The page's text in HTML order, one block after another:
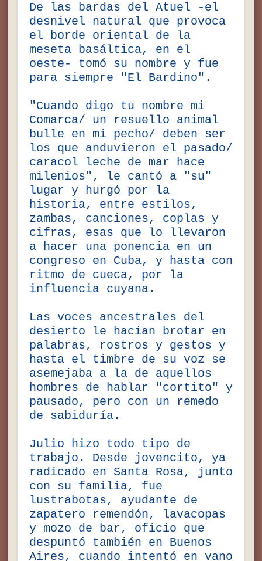
De las bardas del Atuel -el
desnivel natural que provoca
el borde oriental de la
meseta basáltica, en el
oeste- tomó su nombre y fue
para siempre "El Bardino".
"Cuando digo tu nombre mi
Comarca/ un resuello animal
bulle en mi pecho/ deben ser
los que anduvieron el pasado/
caracol leche de mar hace
milenios", le cantó a "su"
lugar y hurgó por la
historia, entre estilos,
zambas, canciones, coplas y
cifras, esas que lo llevaron
a hacer una ponencia en un
congreso en Cuba, y hasta con
ritmo de cueca, por la
influencia cuyana.
Las voces ancestrales del
desierto le hacían brotar en
palabras, rostros y gestos y
hasta el timbre de su voz se
asemejaba a la de aquellos
hombres de hablar "cortito" y
pausado, pero con un remedo
de sabiduría.
Julio hizo todo tipo de
trabajo. Desde jovencito, ya
radicado en Santa Rosa, junto
con su familia, fue
lustrabotas, ayudante de
zapatero remendón, lavacopas
y mozo de bar, oficio que
despuntó también en Buenos
Aires, cuando intentó en vano